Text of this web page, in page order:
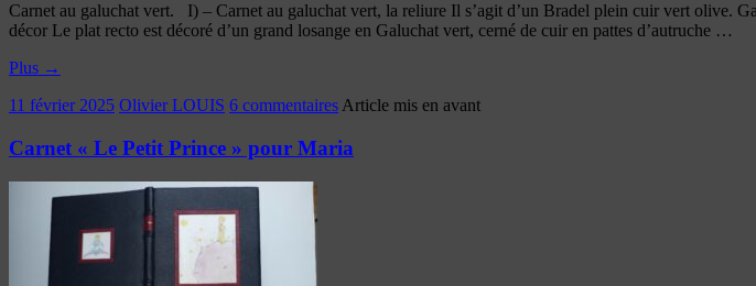
Carnet au galuchat vert. I) – Carnet au galuchat vert, la reliure Il s’agit d’un Bradel plein cuir vert olive.
décor Le plat recto est décoré d’un grand losange en Galuchat vert, cerné de cuir en pattes d’autruche …
Plus →
11 février 2025 Olivier LOUIS 6 commentaires Article mis en avant
Carnet « Le Petit Prince » pour Maria